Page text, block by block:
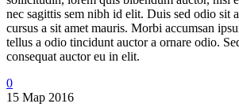
nec sagittis sem nibh id elit. Duis sed odio sit
cursus a sit amet mauris. Morbi accumsan
tellus a odio tincidunt auctor a ornare odio.
consequat auctor eu in elit.
0
15 Мар 2016